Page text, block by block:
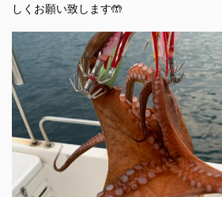
しくお願い致します🤲